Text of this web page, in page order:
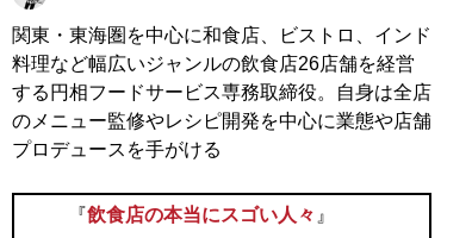
関東・東海圏を中心に和食店、ビストロ、インド
料理など幅広いジャンルの飲食店26店舗を経営
する円相フードサービス専務取締役。自身は全店
のメニュー監修やレシピ開発を中心に業態や店舗
プロデュースを手がける
『飲食店の本当にスゴい人々 』